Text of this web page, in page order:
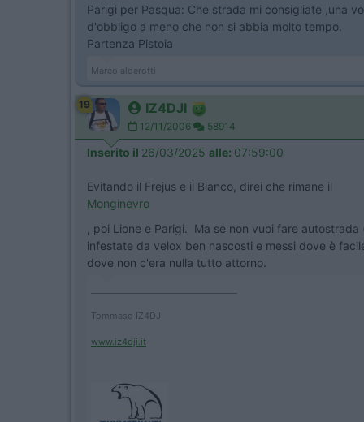
Parigi per Pasqua: Che strada mi consigliate ,una
d'obbligo a meno che non si abbia molto tempo.
Partenza Pistoia
Marco alderotti
19 IZ4DJI
12/11/2006 58914
Inserito il 26/03/2025 alle: 07:59:00
Evitando il Frejus e il Bianco, direi che rimane il
Monginevro
, poi Lione e Parigi. Ma se non vuoi fare
infestate da velox ben nascosti e messi dove è
dove non c'era nulla tutto attorno.
Tommaso IZ4DJI
www.iz4dji.it